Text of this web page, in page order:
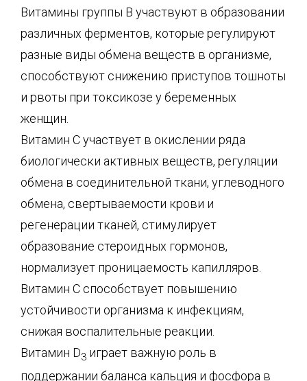
Витамины группы В участвуют в образовании
различных ферментов, которые регулируют
разные виды обмена веществ в организме,
способствуют снижению приступов тошноты
и рвоты при токсикозе у беременных
женщин.
Витамин С участвует в окислении ряда
биологически активных веществ, регуляции
обмена в соединительной ткани, углеводного
обмена, свертываемости крови и
регенерации тканей, стимулирует
образование стероидных гормонов,
нормализует проницаемость капилляров.
Витамин С способствует повышению
устойчивости организма к инфекциям,
снижая воспалительные реакции.
Витамин D3 играет важную роль в
поддержании баланса кальция и фосфора в